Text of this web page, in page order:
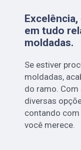
em tudo
moldadas.
Se estiver
moldadas,
do ramo. Com
diversas
contando com
você merece.